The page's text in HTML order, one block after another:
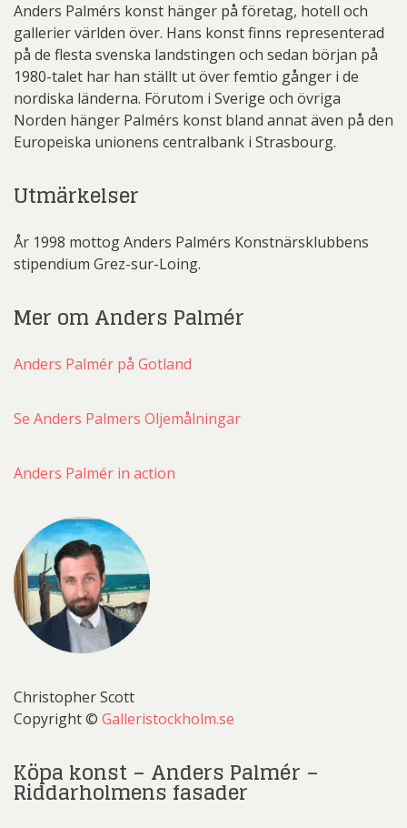
Anders Palmérs konst hänger på företag, hotell och
gallerier världen över. Hans konst finns representerad
på de flesta svenska landstingen och sedan början på
1980-talet har han ställt ut över femtio gånger i de
nordiska länderna. Förutom i Sverige och övriga
Norden hänger Palmérs konst bland annat även på den
Europeiska unionens centralbank i Strasbourg.
Utmärkelser
År 1998 mottog Anders Palmérs Konstnärsklubbens
stipendium Grez-sur-Loing.
Mer om Anders Palmér
Anders Palmér på Gotland
Se Anders Palmers Oljemålningar
Anders Palmér in action
Christopher Scott
Copyright © Galleristockholm.se
Köpa konst – Anders Palmér –
Riddarholmens fasader